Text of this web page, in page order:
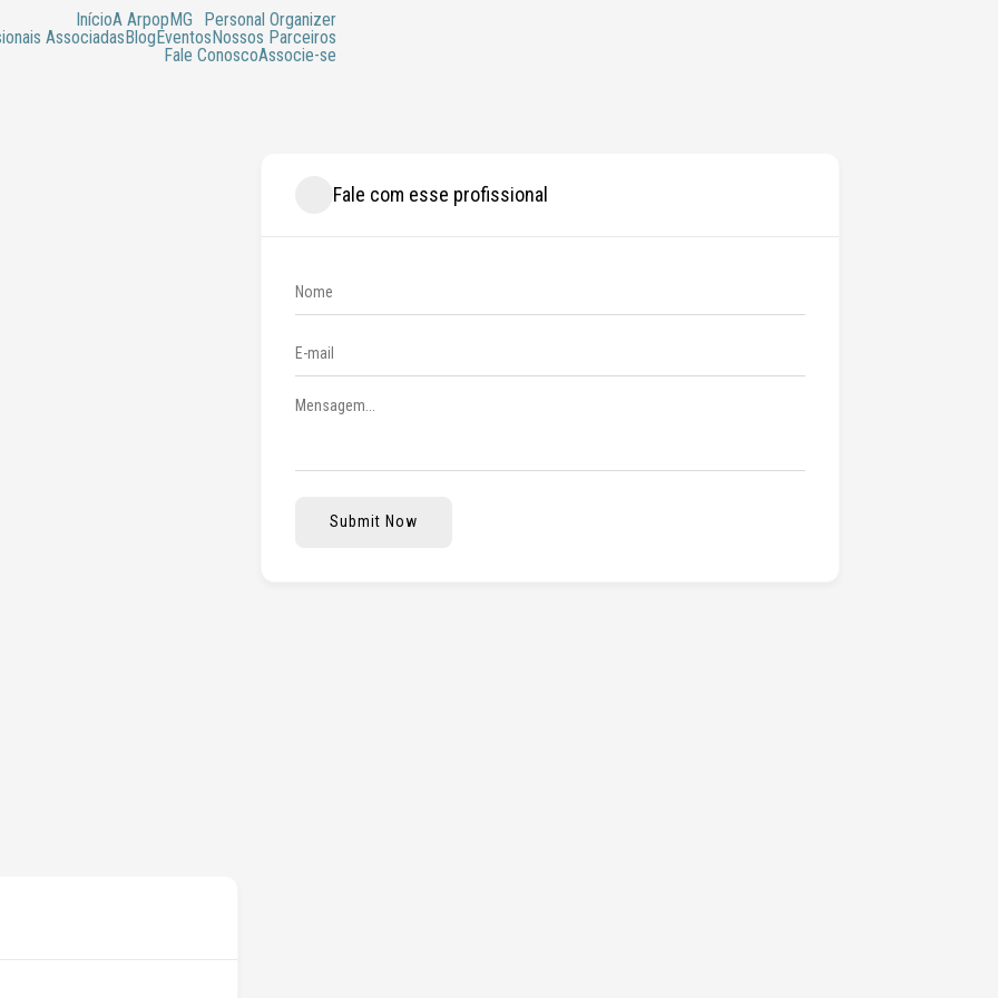
InícioA ArpopMG
Personal Organizer
AssociadasBlogEventosNossos Parceiros
Fale ConoscoAssocie-se
Fale com esse profissional
Submit Now